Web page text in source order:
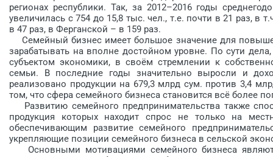
регионах республики. Так, за 2012–2016 годы
увеличилась с 754 до 15,8 тыс. чел., т.е. почти в 21 раз, в
в 47 раз, в Ферганской – в 159 раз.
Семейный бизнес имеет большое значение для
зарабатывать на вполне достойном уровне. По сути
субъектом экономики, в своём стремлении к
семьи. В последние годы значительно выросли и
реализовано продукции на 679,3 млрд сум. против 3,4
том, что сфера семейного бизнеса становится всё более
Развитию семейного предпринимательства также
продукция которых находит спрос не только на
обеспечивающим развитие семейного
укрепляющие позиции семейного бизнеса в сельской
Основными мотивациями семейного бизнеса